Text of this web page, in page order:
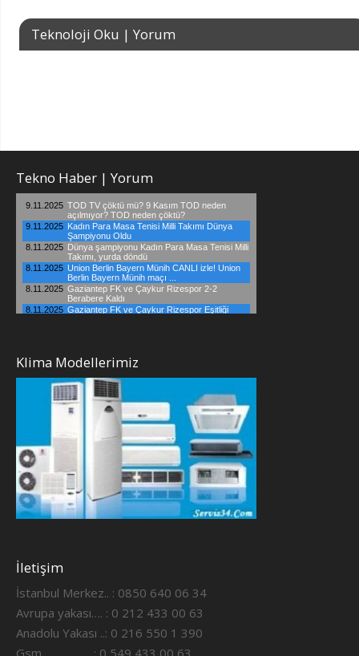
Teknoloji Oku | Yorum
Tekno Haber | Yorum
Klima Modellerimiz
İletişim
İstanbul Merkez.. : 0850 640 06 34
Avrupa yakası…. : 0 212 433 00 63
Anadolu Yakası ..: 0 216 550 1 390